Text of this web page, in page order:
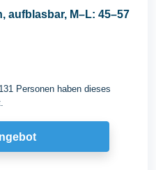
aufblasbar, M–L: 45–57
Personen haben dieses